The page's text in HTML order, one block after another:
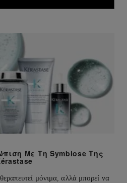
Με Τη Symbiose Της
μόνιμα, αλλά μπορεί να